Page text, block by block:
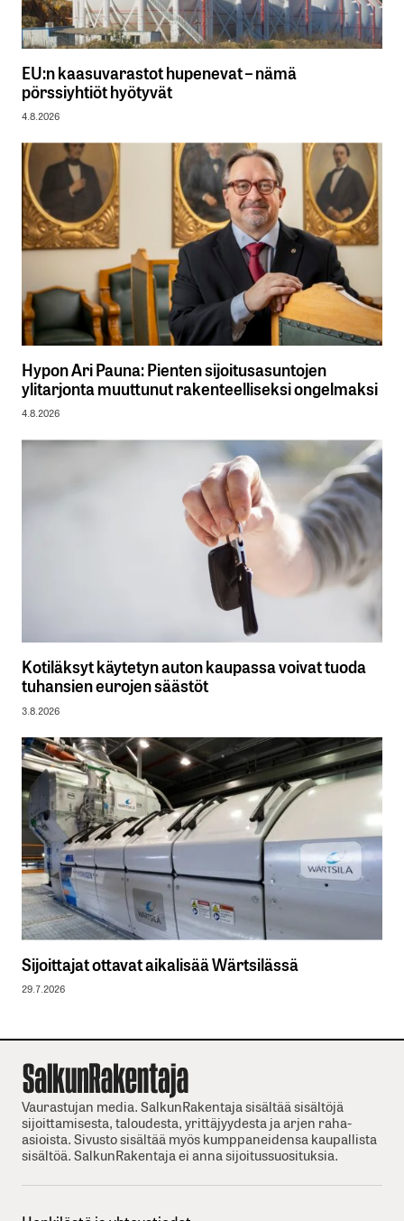
EU:n kaasuvarastot hupenevat – nämä
pörssiyhtiöt hyötyvät
4.8.2026
Hypon Ari Pauna: Pienten sijoitusasuntojen
ylitarjonta muuttunut rakenteelliseksi ongelmaksi
4.8.2026
Kotiläksyt käytetyn auton kaupassa voivat tuoda
tuhansien eurojen säästöt
3.8.2026
Sijoittajat ottavat aikalisää Wärtsilässä
29.7.2026
Vaurastujan media. SalkunRakentaja sisältää sisältöjä
sijoittamisesta, taloudesta, yrittäjyydesta ja arjen raha-
asioista. Sivusto sisältää myös kumppaneidensa kaupallista
sisältöä. SalkunRakentaja ei anna sijoitussuosituksia.